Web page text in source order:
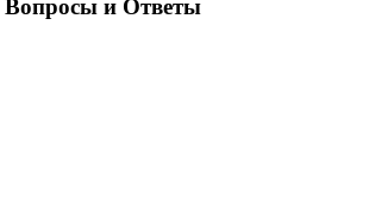
Вопросы и Ответы